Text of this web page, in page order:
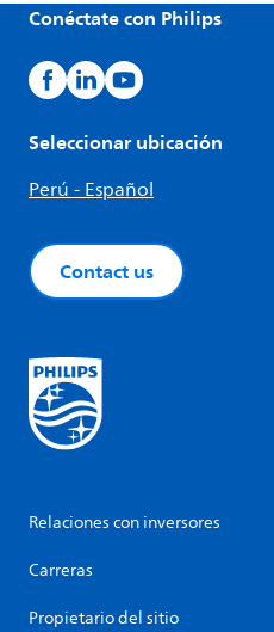
Conéctate con Philips
Seleccionar ubicación
Perú - Español
Contact us
Relaciones con inversores
Carreras
Propietario del sitio